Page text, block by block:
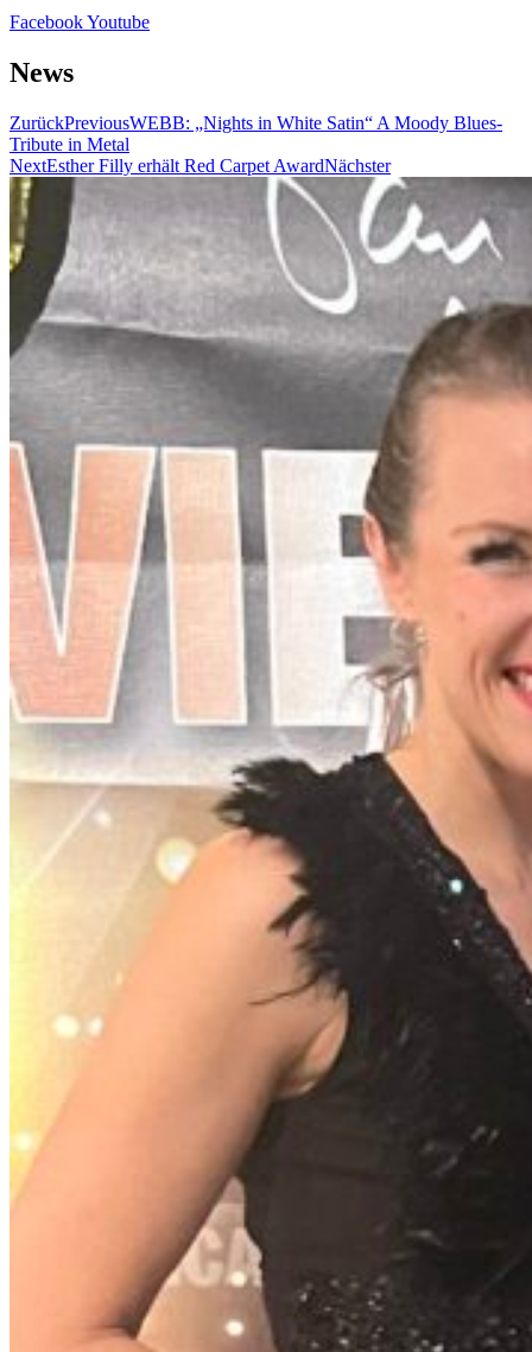
FacebookYoutube
News
ZurückPreviousWEBB: „Nights in White Satin“ A Moody Blues-
Tribute in Metal
NextEsther Filly erhält Red Carpet AwardNächster